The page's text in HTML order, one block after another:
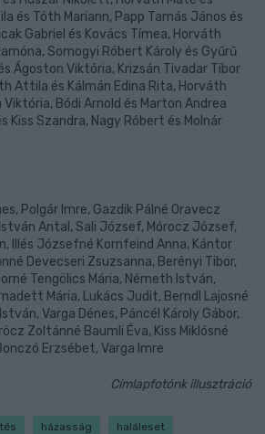
és Tóth Mariann, Papp Tamás János és
Gabriel és Kovács Tímea, Horváth
Somogyi Róbert Károly és Gyűrű
Ágoston Viktória, Krizsán Tivadar Tibor
Attila és Kálmán Edina Rita, Horváth
Viktória, Bódi Arnold és Marton Andrea
Kiss Szandra, Nagy Róbert és Molnár
Polgár Imre, Gazdik Pálné Oravecz
Antal, Sali József, Mórocz József,
Illés Józsefné Kornfeind Anna, Kántor
Devecseri Zsuzsanna, Berényi Tibor,
Tengölics Mária, Németh István,
Mária, Lukács Judit, Berndl Lajosné
Varga Dénes, Páncél Károly Gábor,
Zoltánné Baumli Éva, Kiss Miklósné
Erzsébet, Varga Imre
Címlapfotónk illusztráció
házasság haláleset